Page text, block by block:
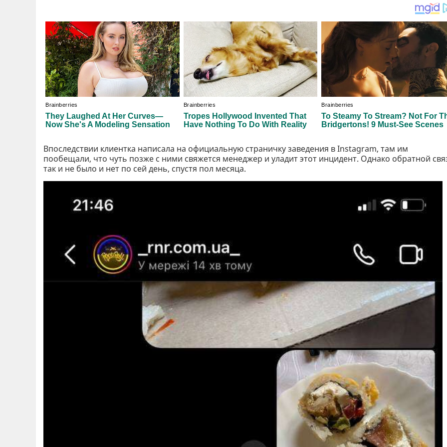
Впоследствии клиентка написала на официальную страничку заведения в Instagram, там им
пообещали, что чуть позже с ними свяжется менеджер и уладит этот инцидент. Однако обратной
так и не было и нет по сей день, спустя пол месяца.